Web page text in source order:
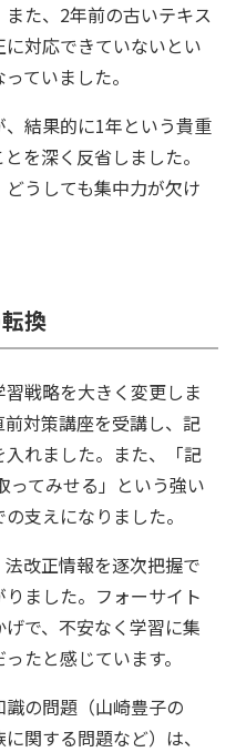
た、2年前の古いテキス
対応できていないとい
ていました。
結果的に1年という貴重
を深く反省しました。
うしても集中力が欠け
換
戦略を大きく変更しま
対策講座を受講し、記
れました。また、「記
ってみせる」という強い
支えになりました。
改正情報を逐次把握で
ました。フォーサイト
で、不安なく学習に集
たと感じています。
の問題（山崎豊子の
関する問題など）は、